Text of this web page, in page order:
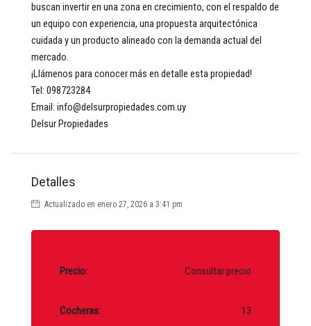
buscan invertir en una zona en crecimiento, con el respaldo de
un equipo con experiencia, una propuesta arquitectónica
cuidada y un producto alineado con la demanda actual del
mercado.
¡Llámenos para conocer más en detalle esta propiedad!
Tel: 098723284
Email: info@delsurpropiedades.com.uy
Delsur Propiedades
Detalles
Actualizado en enero 27, 2026 a 3:41 pm
Precio: Consultar precio
Cocheras: 13